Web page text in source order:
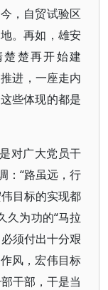
，自贸试验区
。再如，雄安
楚再开始建
进，一座走内
些体现的都是
对广大党员干
：“路虽远，行
目标的实现都
久为功的“马拉
须付出十分艰
风，宏伟目标
干部，干是当